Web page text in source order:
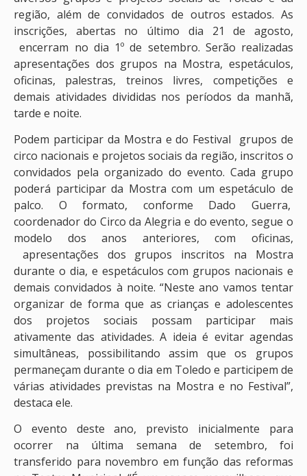
região, além de convidados de outros estados. As
inscrições, abertas no último dia 21 de agosto,
encerram no dia 1º de setembro. Serão realizadas
apresentações dos grupos na Mostra, espetáculos,
oficinas, palestras, treinos livres, competições e
demais atividades divididas nos períodos da manhã,
tarde e noite.
Podem participar da Mostra e do Festival grupos de
circo nacionais e projetos sociais da região, inscritos o
convidados pela organizado do evento. Cada grupo
poderá participar da Mostra com um espetáculo de
palco. O formato, conforme Dado Guerra,
coordenador do Circo da Alegria e do evento, segue o
modelo dos anos anteriores, com oficinas,
apresentações dos grupos inscritos na Mostra
durante o dia, e espetáculos com grupos nacionais e
demais convidados à noite. “Neste ano vamos tentar
organizar de forma que as crianças e adolescentes
dos projetos sociais possam participar mais
ativamente das atividades. A ideia é evitar agendas
simultâneas, possibilitando assim que os grupos
permaneçam durante o dia em Toledo e participem de
várias atividades previstas na Mostra e no Festival”,
destaca ele.
O evento deste ano, previsto inicialmente para
ocorrer na última semana de setembro, foi
transferido para novembro em função das reformas